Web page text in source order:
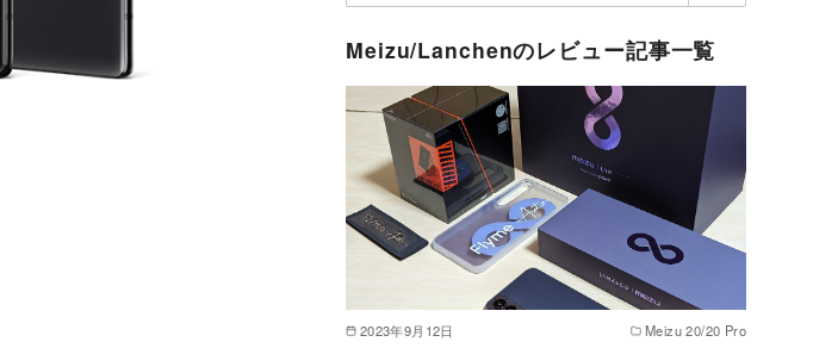
Meizu/Lanchenのレビュー記事一覧
2023年9月12日 Meizu 20/20 Pro